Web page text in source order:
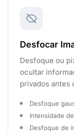
Desfocar
Desfoque ou
ocultar
privados antes
Desfoque
Intensidade
Desfoque de